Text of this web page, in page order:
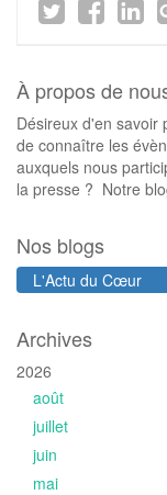
À propos de
Désireux d'en savoir
de connaître les
auxquels nous
la presse ? Notre
Nos blogs
L'Actu du Cœur
Archives
2026
août
juillet
juin
mai